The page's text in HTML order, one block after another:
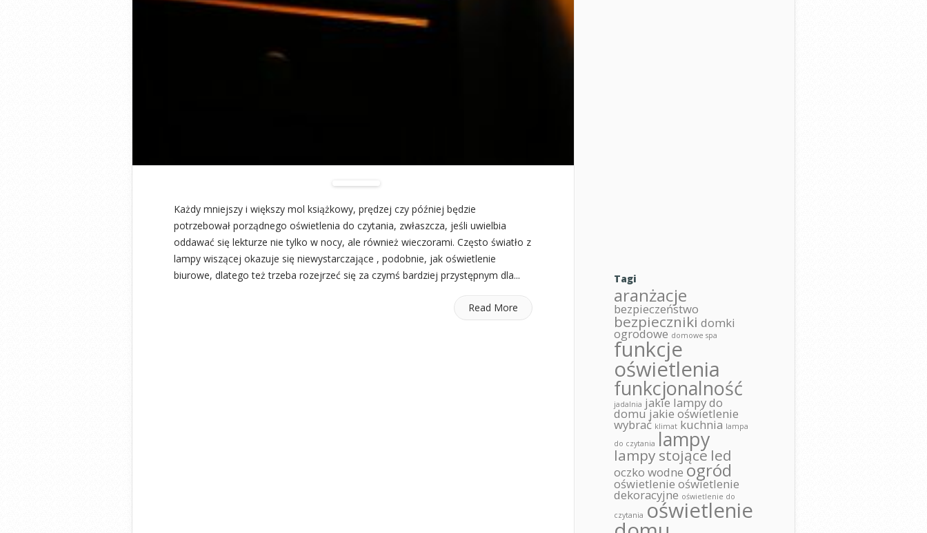
Każdy mniejszy i większy mol książkowy, prędzej czy później będzie
potrzebował porządnego oświetlenia do czytania, zwłaszcza, jeśli uwielbia
oddawać się lekturze nie tylko w nocy, ale również wieczorami. Często światło z
lampy wiszącej okazuje się niewystarczające , podobnie, jak oświetlenie
biurowe, dlatego też trzeba rozejrzeć się za czymś bardziej przystępnym dla...
Read More
Tagi
aranżacje
bezpieczeństwo
bezpieczniki domki
ogrodowe domowe spa
funkcje
oświetlenia
funkcjonalność
jadalnia jakie lampy do
domu jakie oświetlenie
wybrać klimat kuchnia lampa
do czytania lampy
lampy stojące led
oczko wodne ogród
oświetlenie oświetlenie
dekoracyjne oświetlenie do
czytania oświetlenie